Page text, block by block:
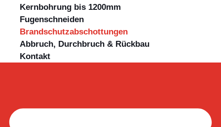
Kernbohrung bis 1200mm
Fugenschneiden
Brandschutzabschottungen
Abbruch, Durchbruch & Rückbau
Kontakt